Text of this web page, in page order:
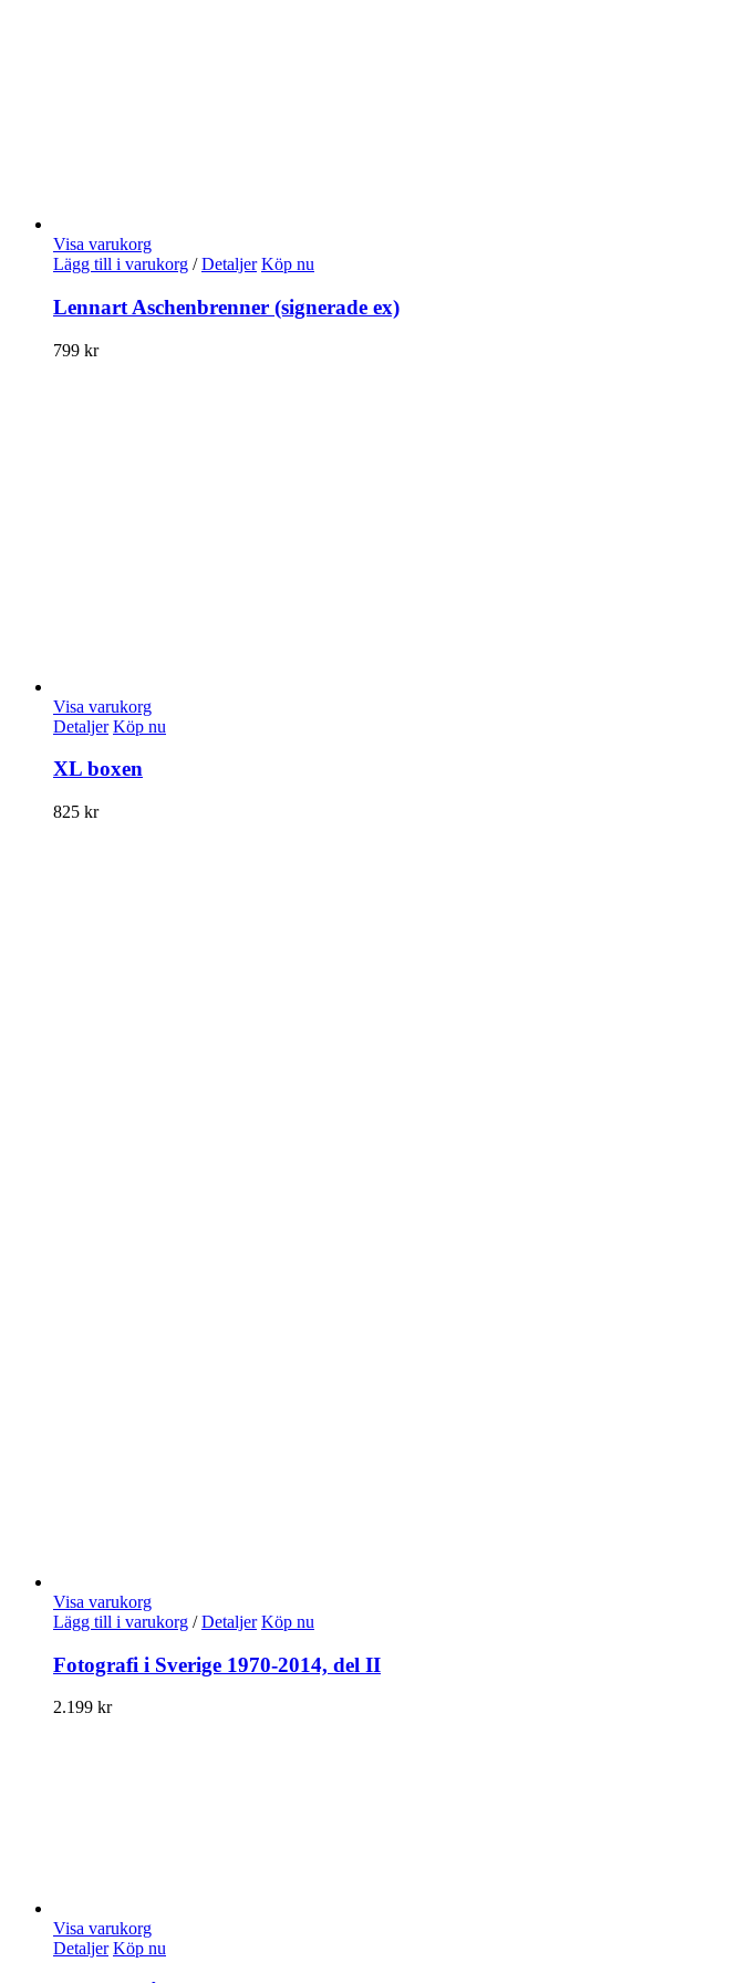
Visa varukorg
Lägg till i varukorg / Detaljer Köp nu
Lennart Aschenbrenner (signerade ex)
799 kr
Visa varukorg
Detaljer Köp nu
XL boxen
825 kr
Visa varukorg
Lägg till i varukorg / Detaljer Köp nu
Fotografi i Sverige 1970-2014, del II
2.199 kr
Visa varukorg
Detaljer Köp nu